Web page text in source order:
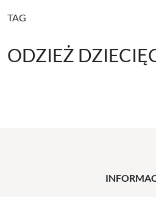
TAG
ODZIEŻ